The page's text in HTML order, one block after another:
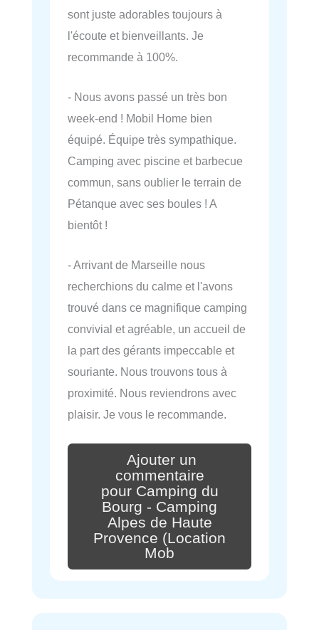
sont juste adorables toujours à
l'écoute et bienveillants. Je
recommande à 100%.
- Nous avons passé un très bon
week-end ! Mobil Home bien
équipé. Équipe très sympathique.
Camping avec piscine et barbecue
commun, sans oublier le terrain de
Pétanque avec ses boules ! A
bientôt !
- Arrivant de Marseille nous
recherchions du calme et l'avons
trouvé dans ce magnifique camping
convivial et agréable, un accueil de
la part des gérants impeccable et
souriante. Nous trouvons tous à
proximité. Nous reviendrons avec
plaisir. Je vous le recommande.
Ajouter un
commentaire
pour Camping du
Bourg - Camping
Alpes de Haute
Provence (Location
Mob